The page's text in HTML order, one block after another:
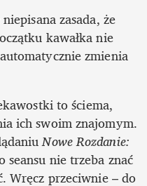
zasada, że
kawałka nie
zmienia
to ściema,
ich swoim znajomym.
Nowe Rozdanie:
seansu nie trzeba znać
Wręcz przeciwnie – do